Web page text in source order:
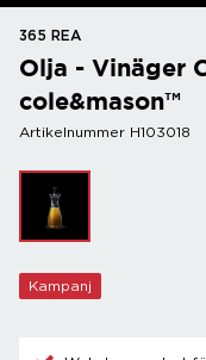
365 REA
Olja - Vinäger
cole&mason™
Artikelnummer H103018
Kampanj